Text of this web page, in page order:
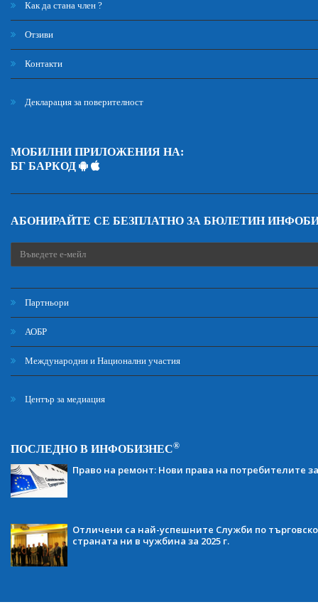
Как да стана член ?
Отзиви
Контакти
Декларация за поверителност
МОБИЛНИ ПРИЛОЖЕНИЯ НА:
БГ БАРКОД
АБОНИРАЙТЕ СЕ БЕЗПЛАТНО ЗА БЮЛЕТИН
Партньори
АОБР
Международни и Национални участия
Център за медиация
ПОСЛЕДНО В ИНФОБИЗНЕС®
Право на ремонт: Нови права на потребителите
Отличени са най-успешните Служби по
страната ни в чужбина за 2025 г.